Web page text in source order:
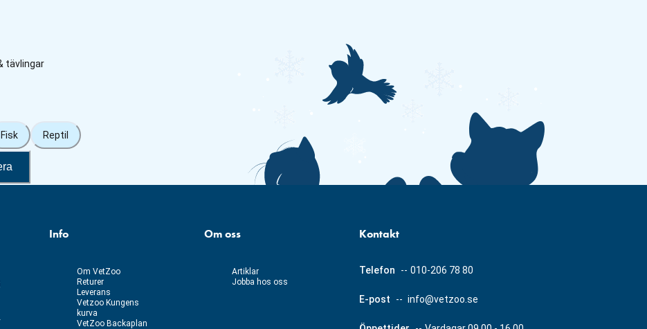
tävlingar
Fisk Reptil
Info
Om VetZoo
Returer
Leverans
Vetzoo Kungens
kurva
VetZoo Backaplan
Om oss
Artiklar
Jobba hos oss
Kontakt
Telefon -- 010-206 78 80
E-post -- info@vetzoo.se